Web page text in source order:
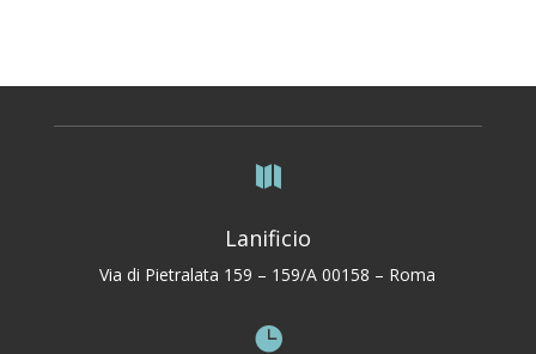

Lanificio
Via di Pietralata 159 – 159/A 00158 – Roma
